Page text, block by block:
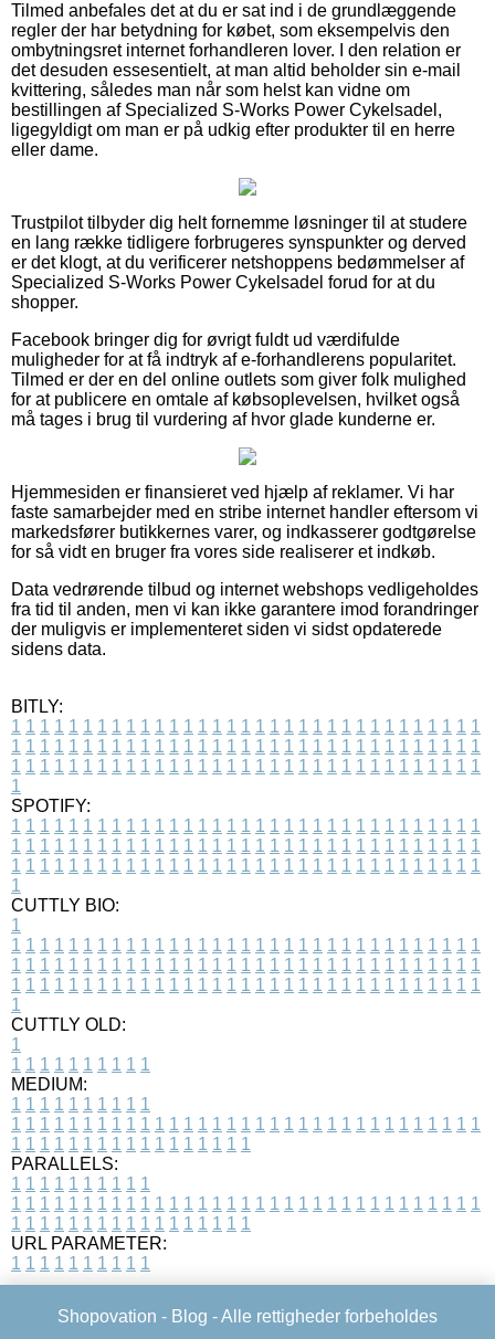
Tilmed anbefales det at du er sat ind i de grundlæggende
regler der har betydning for købet, som eksempelvis den
ombytningsret internet forhandleren lover. I den relation er
det desuden essesentielt, at man altid beholder sin e-mail
kvittering, således man når som helst kan vidne om
bestillingen af Specialized S-Works Power Cykelsadel,
ligegyldigt om man er på udkig efter produkter til en herre
eller dame.
Trustpilot tilbyder dig helt fornemme løsninger til at studere
en lang række tidligere forbrugeres synspunkter og derved
er det klogt, at du verificerer netshoppens bedømmelser af
Specialized S-Works Power Cykelsadel forud for at du
shopper.
Facebook bringer dig for øvrigt fuldt ud værdifulde
muligheder for at få indtryk af e-forhandlerens popularitet.
Tilmed er der en del online outlets som giver folk mulighed
for at publicere en omtale af købsoplevelsen, hvilket også
må tages i brug til vurdering af hvor glade kunderne er.
Hjemmesiden er finansieret ved hjælp af reklamer. Vi har
faste samarbejder med en stribe internet handler eftersom vi
markedsfører butikkernes varer, og indkasserer godtgørelse
for så vidt en bruger fra vores side realiserer et indkøb.
Data vedrørende tilbud og internet webshops vedligeholdes
fra tid til anden, men vi kan ikke garantere imod forandringer
der muligvis er implementeret siden vi sidst opdaterede
sidens data.
BITLY:
1 1 1 1 1 1 1 1 1 1 1 1 1 1 1 1 1 1 1 1 1 1 1 1 1 1 1 1 1 1 1 1 1
1 1 1 1 1 1 1 1 1 1 1 1 1 1 1 1 1 1 1 1 1 1 1 1 1 1 1 1 1 1 1 1 1
1 1 1 1 1 1 1 1 1 1 1 1 1 1 1 1 1 1 1 1 1 1 1 1 1 1 1 1 1 1 1 1 1
1
SPOTIFY:
1 1 1 1 1 1 1 1 1 1 1 1 1 1 1 1 1 1 1 1 1 1 1 1 1 1 1 1 1 1 1 1 1
1 1 1 1 1 1 1 1 1 1 1 1 1 1 1 1 1 1 1 1 1 1 1 1 1 1 1 1 1 1 1 1 1
1 1 1 1 1 1 1 1 1 1 1 1 1 1 1 1 1 1 1 1 1 1 1 1 1 1 1 1 1 1 1 1 1
1
CUTTLY BIO:
1
1 1 1 1 1 1 1 1 1 1 1 1 1 1 1 1 1 1 1 1 1 1 1 1 1 1 1 1 1 1 1 1 1
1 1 1 1 1 1 1 1 1 1 1 1 1 1 1 1 1 1 1 1 1 1 1 1 1 1 1 1 1 1 1 1 1
1 1 1 1 1 1 1 1 1 1 1 1 1 1 1 1 1 1 1 1 1 1 1 1 1 1 1 1 1 1 1 1 1
1
CUTTLY OLD:
1
1 1 1 1 1 1 1 1 1 1
MEDIUM:
1 1 1 1 1 1 1 1 1 1
1 1 1 1 1 1 1 1 1 1 1 1 1 1 1 1 1 1 1 1 1 1 1 1 1 1 1 1 1 1 1 1 1
1 1 1 1 1 1 1 1 1 1 1 1 1 1 1 1 1
PARALLELS:
1 1 1 1 1 1 1 1 1 1
1 1 1 1 1 1 1 1 1 1 1 1 1 1 1 1 1 1 1 1 1 1 1 1 1 1 1 1 1 1 1 1 1
1 1 1 1 1 1 1 1 1 1 1 1 1 1 1 1 1
URL PARAMETER:
1 1 1 1 1 1 1 1 1 1
Shopovation - Blog - Alle rettigheder forbeholdes